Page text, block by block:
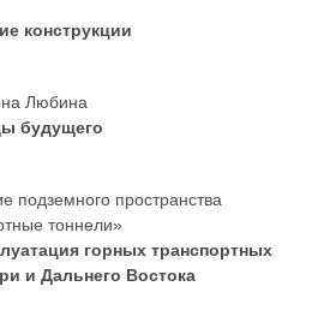
конструкции
Любина
будущего
подземного пространства
тоннели»
горных транспортных
и Дальнего Востока